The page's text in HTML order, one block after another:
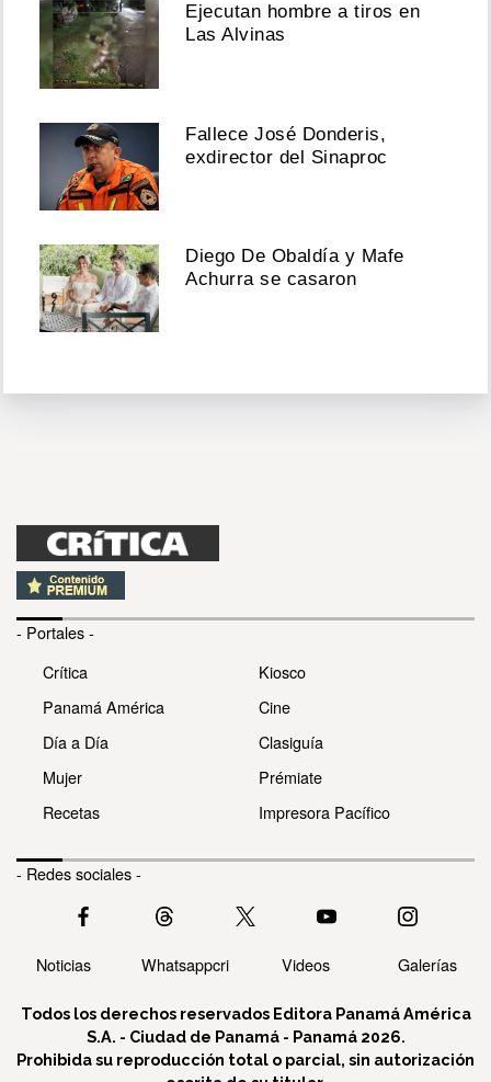
Ejecutan hombre a tiros en
Las Alvinas
Fallece José Donderis,
exdirector del Sinaproc
Diego De Obaldía y Mafe
Achurra se casaron
- Portales -
Crítica
Panamá América
Día a Día
Mujer
Recetas
Kiosco
Cine
Clasiguía
Prémiate
Impresora Pacífico
- Redes sociales -
Noticias Whatsappcri Videos Galerías
Todos los derechos reservados Editora Panamá América
S.A. - Ciudad de Panamá - Panamá 2026.
Prohibida su reproducción total o parcial, sin autorización